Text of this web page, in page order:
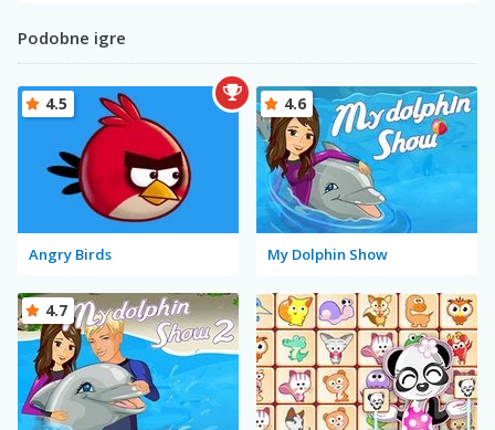
Podobne igre
Angry Birds
4.5
My Dolphin Show
4.6
4.7